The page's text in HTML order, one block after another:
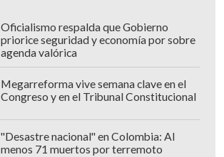
Oficialismo respalda que Gobierno
priorice seguridad y economía por sobre
agenda valórica
Megarreforma vive semana clave en el
Congreso y en el Tribunal Constitucional
"Desastre nacional" en Colombia: Al
menos 71 muertos por terremoto